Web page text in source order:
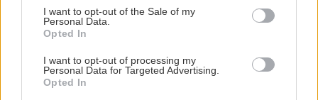
consent section.
I want to opt-out of the Sale of my
Personal Data.
Opted In
I want to opt-out of processing my
Personal Data for Targeted Advertising.
Opted In
2026-03-16